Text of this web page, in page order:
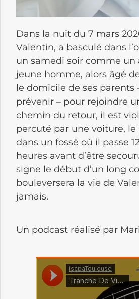
Dans la nuit du 7 mars
Valentin, a basculé dans
un samedi soir comme un
jeune homme, alors âgé
le domicile de ses parents
prévenir – pour rejoindre
chemin du retour, il est
percuté par une voiture,
dans un fossé où il passe
heures avant d’être
signe le début d’un long
bouleversera la vie de
jamais.
Un podcast réalisé par